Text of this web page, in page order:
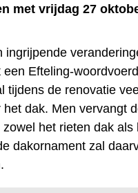
met vrijdag 27
ingrijpende
Efteling-
tijdens de renovatie
dak. Men vervangt
het rieten dak als
dakornament zal